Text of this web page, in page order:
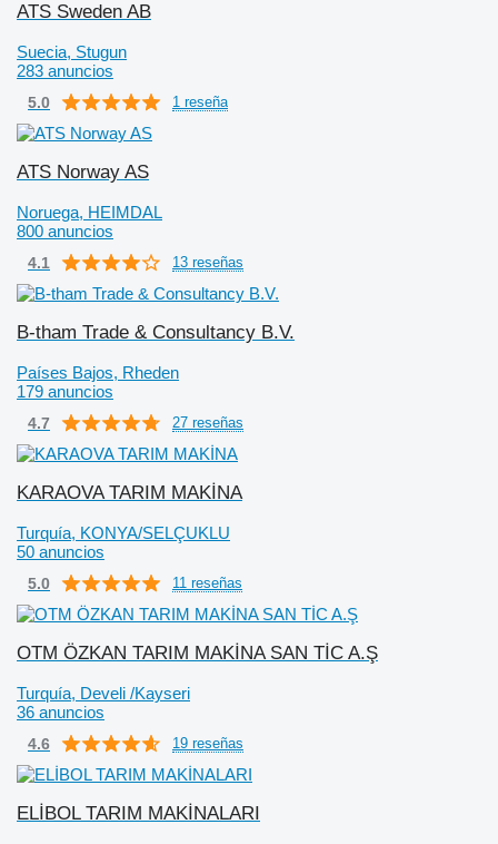
ATS Sweden AB
Suecia, Stugun
283 anuncios
5.0 1 reseña
ATS Norway AS
Noruega, HEIMDAL
800 anuncios
4.1 13 reseñas
B-tham Trade & Consultancy B.V.
Países Bajos, Rheden
179 anuncios
4.7 27 reseñas
KARAOVA TARIM MAKİNA
Turquía, KONYA/SELÇUKLU
50 anuncios
5.0 11 reseñas
OTM ÖZKAN TARIM MAKİNA SAN TİC A.Ş
Turquía, Develi /Kayseri
36 anuncios
4.6 19 reseñas
ELİBOL TARIM MAKİNALARI